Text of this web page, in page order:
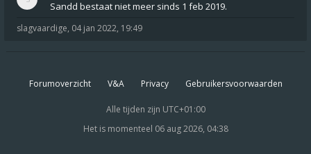
Sandd bestaat niet meer sinds 1 feb 2019.
slagvaardige, 04 jan 2022, 19:49
Forumoverzicht V&A Privacy Gebruikersvoorwaarden
Alle tijden zijn UTC+01:00
Het is momenteel 06 aug 2026, 04:38